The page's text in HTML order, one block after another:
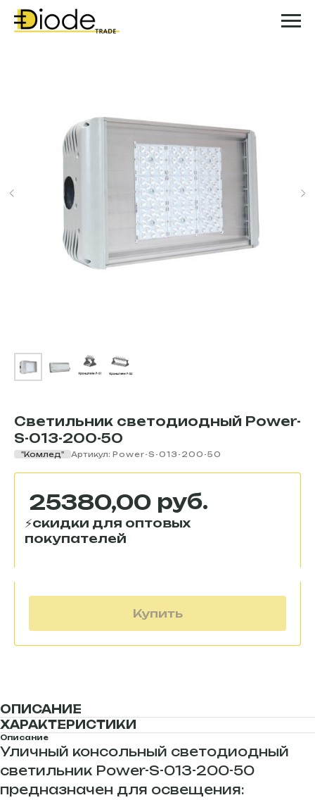
Светильник светодиодный Power-
S-013-200-50
"Комлед" Артикул: Power-S-013-200-50
25380,00 руб.
Купить
ОПИСАНИЕ
ХАРАКТЕРИСТИКИ
Описание
Уличный консольный светодиодный
светильник Power-S-013-200-50
предназначен для освещения: